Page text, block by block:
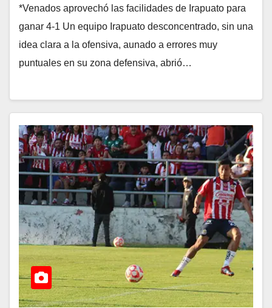
*Venados aprovechó las facilidades de Irapuato para
ganar 4-1 Un equipo Irapuato desconcentrado, sin una
idea clara a la ofensiva, aunado a errores muy
puntuales en su zona defensiva, abrió…